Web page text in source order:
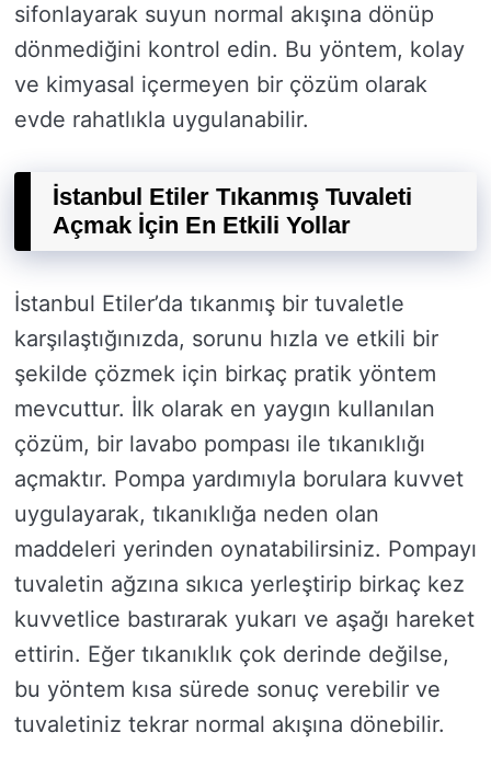
sifonlayarak suyun normal akışına dönüp
dönmediğini kontrol edin. Bu yöntem, kolay
ve kimyasal içermeyen bir çözüm olarak
evde rahatlıkla uygulanabilir.
İstanbul Etiler Tıkanmış Tuvaleti
Açmak İçin En Etkili Yollar
İstanbul Etiler’da tıkanmış bir tuvaletle
karşılaştığınızda, sorunu hızla ve etkili bir
şekilde çözmek için birkaç pratik yöntem
mevcuttur. İlk olarak en yaygın kullanılan
çözüm, bir lavabo pompası ile tıkanıklığı
açmaktır. Pompa yardımıyla borulara kuvvet
uygulayarak, tıkanıklığa neden olan
maddeleri yerinden oynatabilirsiniz. Pompayı
tuvaletin ağzına sıkıca yerleştirip birkaç kez
kuvvetlice bastırarak yukarı ve aşağı hareket
ettirin. Eğer tıkanıklık çok derinde değilse,
bu yöntem kısa sürede sonuç verebilir ve
tuvaletiniz tekrar normal akışına dönebilir.